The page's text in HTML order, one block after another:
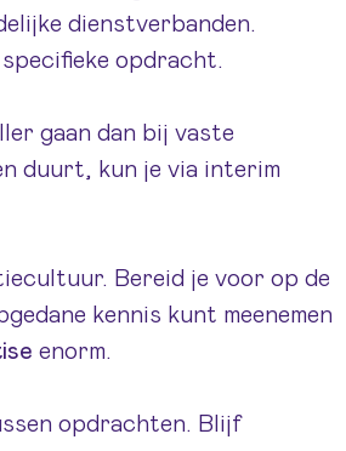
dienstverbanden.
opdracht.
gaan dan bij vaste
duurt, kun je via interim
Bereid je voor op de
kennis kunt meenemen
enorm.
opdrachten. Blijf